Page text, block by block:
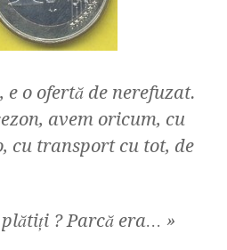
e o ofertă de nerefuzat.
avem oricum, cu
cu transport cu tot, de
? Parcă era… »